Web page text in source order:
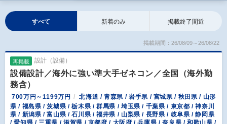
すべて 新着のみ 掲載終了間近
掲載期間：26/08/09～26/08/22
再掲載 設計（設備）
設備設計／海外に強い準大手ゼネコン／全国（海外勤
務含）
700万円～1199万円
北海道 / 青森県 / 岩手県 / 宮城県 / 秋田県 / 山形
県 / 福島県 / 茨城県 / 栃木県 / 群馬県 / 埼玉県 / 千葉県 / 東京都 / 神奈川
県 / 新潟県 / 富山県 / 石川県 / 福井県 / 山梨県 / 長野県 / 岐阜県 / 静岡県
/ 愛知県 / 三重県 / 滋賀県 / 京都府 / 大阪府 / 兵庫県 / 奈良県 / 和歌山県 /